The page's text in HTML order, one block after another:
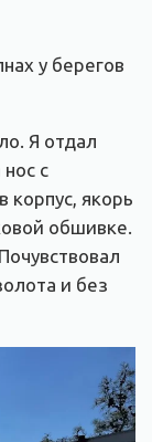
у берегов
Я отдал
с
корпус, якорь
обшивке.
и без